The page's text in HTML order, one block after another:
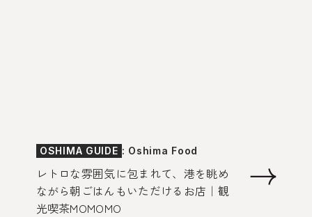
OSHIMA GUIDE : Oshima Food
レトロな雰囲気に包まれて、港を眺め
ながら朝ごはんもいただけるお店｜観
光喫茶MOMOMO